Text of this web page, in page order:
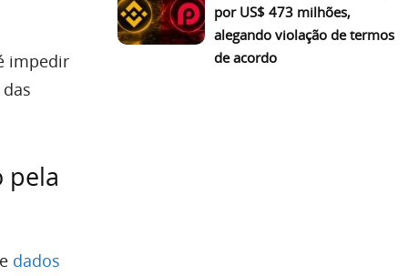
impedir
pela
dados
por US$ 473 milhões,
alegando violação de termos
de acordo